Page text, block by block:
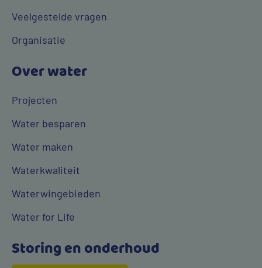
Veelgestelde vragen
Organisatie
Over water
Projecten
Water besparen
Water maken
Waterkwaliteit
Waterwingebieden
Water for Life
Storing en onderhoud